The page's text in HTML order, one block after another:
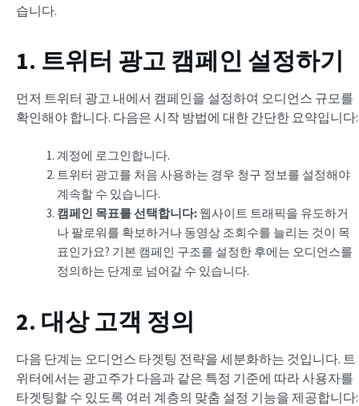
습니다.
1. 트위터 광고 캠페인 설정하기
먼저 트위터 광고 내에서 캠페인을 설정하여 오디언스 규모를
확인해야 합니다. 다음은 시작 방법에 대한 간단한 요약입니다:
계정에 로그인합니다.
트위터 광고를 처음 사용하는 경우 청구 정보를 설정해야
계속할 수 있습니다.
캠페인 목표를 선택합니다: 웹사이트 트래픽을 유도하거
나 팔로워를 확보하거나 동영상 조회수를 늘리는 것이 목
표인가요? 기본 캠페인 구조를 설정한 후에는 오디언스를
정의하는 단계로 넘어갈 수 있습니다.
2. 대상 고객 정의
다음 단계는 오디언스 타겟팅 전략을 세분화하는 것입니다. 트
위터에서는 광고주가 다음과 같은 특정 기준에 따라 사용자를
타겟팅할 수 있도록 여러 계층의 맞춤 설정 기능을 제공합니다: